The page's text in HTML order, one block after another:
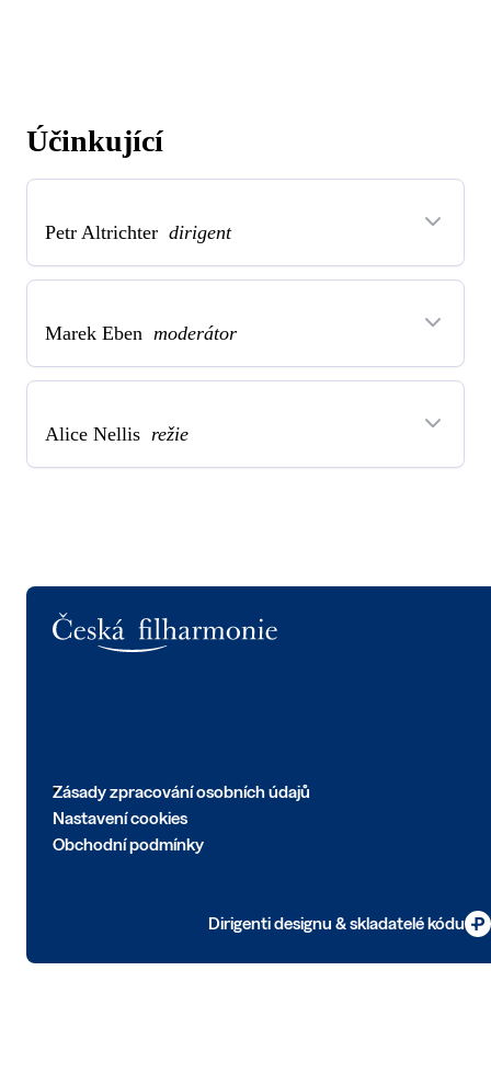
Účinkující
Petr Altrichter dirigent
Marek Eben moderátor
Alice Nellis režie
Zásady zpracování osobních údajů
Nastavení cookies
Obchodní podmínky
Dirigenti designu & skladatelé kódu